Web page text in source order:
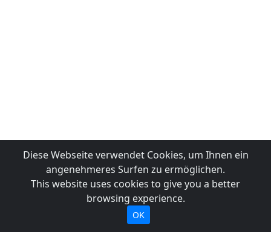
Diese Webseite verwendet Cookies, um Ihnen ein
angenehmeres Surfen zu ermöglichen.
This website uses cookies to give you a better
browsing experience.
OK